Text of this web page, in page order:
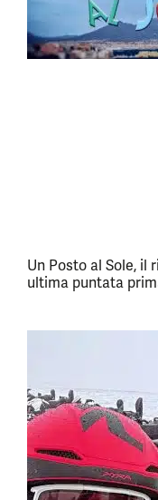
Un Posto al Sole, il
ultima puntata